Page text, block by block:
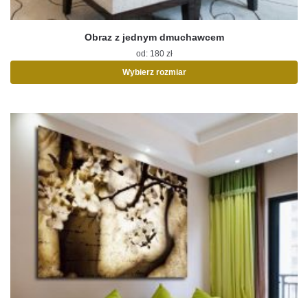
Obraz z jednym dmuchawcem
od: 180 zł
Wybierz rozmiar
wariantów.
Opcje
można
wybrać
na
stronie
produktu